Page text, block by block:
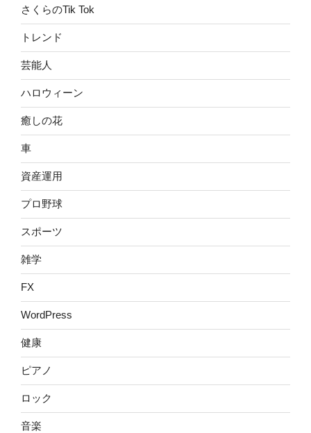
さくらのTik Tok
トレンド
芸能人
ハロウィーン
癒しの花
車
資産運用
プロ野球
スポーツ
雑学
FX
WordPress
健康
ピアノ
ロック
音楽